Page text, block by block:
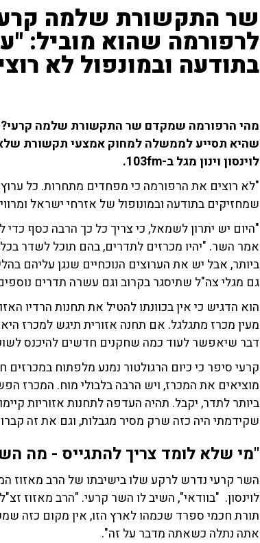
שר התקשורת שלמה
לרפורמה שהוא מוביל:
בתודעה ובמונפול לא
מהי הרפורמה שמקדם שר התקשורת שלמה
שהיא תסייע לממשלה למחוק אמצעי תקשורת
לוינסון וינון מגל ב-103fm.
"לא רוצים את הרפורמה כי מפחדים מתחרות. כל
שמחזיקים בתודעה ובמונופול של אזרחי ישראל
"היום יש יתרון לשמאל, כי צריך כל כך הרבה כסף כדי
אמר השר. "יהיו מכרזים לתדרים, בהם תוכל לשדר
ביותר, אבל יש את הערוצים הנוכחיים שנגן עליהם
גם מגלי צה"ל שתיסגר בקרוב וגם עשרה תדרים
הוא הדגיש כי אין בכוונתו להטיל את תחנות הרדיו
מעין מכרז מתגלגל. אם תחנה אזורית תיגש למכרז
דבר שיאפשר לעוד כמה שחקנים חדשים להיכנס
קרעי סיפר כי כיום הרגולטור נמנע מלפתוח
מוציאים את המכרז, ויש הרבה בלבולי מוח. המכרז
ביותר לתדר, יקבל. תהיה העדפה לתחנות אזוריות
שקידמתי היה כזה שרק מסיר מגבלות, וגם את זה
"מי שלא לומד צריך להתגייס - מה
השר קרעי נדרש לרקע שלו בישיבתו של הרב מאזוז
לוינסון. "בוודאי", השיב לו השר קרעי. "הרב מאזוז
תורת חכמי ספרד שכמהו לארץ הזו, אין מקום כזה
אתה נתלה כשאתה מדבר על זה".